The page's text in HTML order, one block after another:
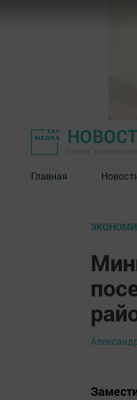
Главная